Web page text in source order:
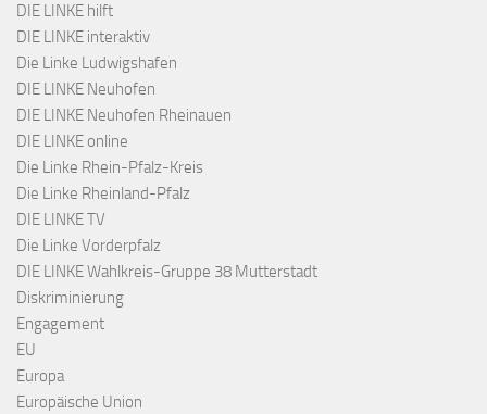
DIE LINKE hilft
DIE LINKE interaktiv
Die Linke Ludwigshafen
DIE LINKE Neuhofen
DIE LINKE Neuhofen Rheinauen
DIE LINKE online
Die Linke Rhein-Pfalz-Kreis
Die Linke Rheinland-Pfalz
DIE LINKE TV
Die Linke Vorderpfalz
DIE LINKE Wahlkreis-Gruppe 38 Mutterstadt
Diskriminierung
Engagement
EU
Europa
Europäische Union